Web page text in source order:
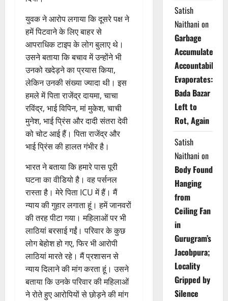
युवक ने आरोप लगाया कि दूसरे पक्ष ने
हमें पिटवाने के लिए बाहर से
आपराधिक टाइप के लोग बुलाए थे।
उसने बताया कि बचाव में उन्होंने भी
उनको खदेड़ने का प्रयास किया,
लेकिन उनकी संख्या ज्यादा थी। इस
हमले में पिता राजेंद्र दायमा, चाचा
रविंद्र, भाई विपिन, मां मुकेश, चाची
मुनेश, भाई प्रिंस और दादी संतरा देवी
को चोट आई हैं। पिता राजेंद्र और
भाई प्रिंस की हालत गंभीर है।
भारत ने बताया कि हमारे पास पूरी
घटना का वीडियो है। वह पर्सनल
रास्ता है। मेरे पिता ICU में हैं। मैं
न्याय की गुहार लगाता हूं। हमें जानवरों
की तरह पीटा गया। महिलाओं पर भी
लाठियां बरसाई गईं। परिवार के कुछ
लोग बेहोश हो गए, फिर भी आरोपी
लाठियां मारते रहे। मैं प्रशासन से
न्याय दिलाने की मांग करता हूं। उसने
बताया कि उनके परिवार की महिलाओं
ने रोते हुए आरोपियों से छोड़ने की मांग
Satish
Naithani on
Garbage
Accumulates,
Accountability
Evaporates:
Bada Bazar
Left to
Rot, Again
Satish
Naithani on
Body Found
Hanging
from
Ceiling Fan
in
Gurugram’s
Jacobpura;
Locality
Gripped by
Silence